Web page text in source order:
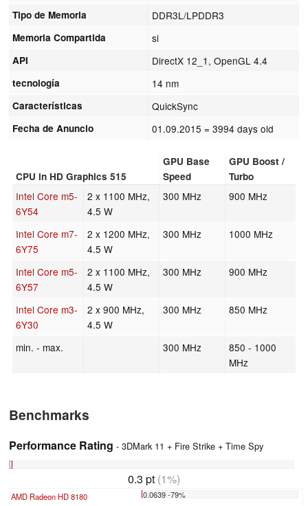
Tipo de Memoria DDR3L/LPDDR3
Memoria Compartida si
API DirectX 12_1, OpenGL 4.4
tecnología 14 nm
Características QuickSync
Fecha de Anuncio 01.09.2015 = 3994 days old
CPU in HD Graphics 515
GPU Base
Speed
GPU Boost /
Turbo
Intel Core m5-
6Y54
2 x 1100 MHz,
4.5 W
300 MHz 900 MHz
Intel Core m7-
6Y75
2 x 1200 MHz,
4.5 W
300 MHz 1000 MHz
Intel Core m5-
6Y57
2 x 1100 MHz,
4.5 W
300 MHz 900 MHz
Intel Core m3-
6Y30
2 x 900 MHz,
4.5 W
300 MHz 850 MHz
min. - max. 300 MHz
850 - 1000
MHz
Benchmarks
Performance Rating - 3DMark 11 + Fire Strike + Time Spy
0.3 pt (1%)
AMD Radeon HD 8180 0.0639 -79%